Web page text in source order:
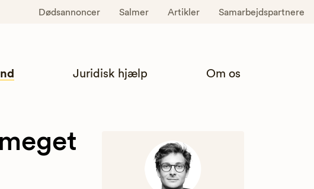
Dødsannoncer Salmer Artikler Samarbejdspartnere
Juridisk hjælp Om os